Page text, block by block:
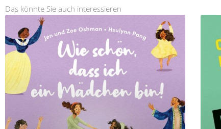
Das könnte Sie auch interessieren